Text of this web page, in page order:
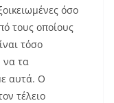
όσο
τους οποίους
τόσο
να τα
αυτά. Ο
τέλειο